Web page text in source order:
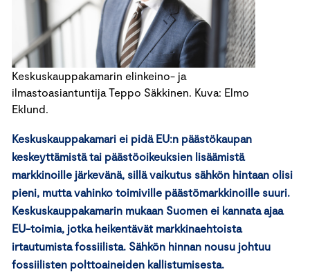
Keskuskauppakamarin elinkeino- ja
ilmastoasiantuntija Teppo Säkkinen. Kuva: Elmo
Eklund.
Keskuskauppakamari ei pidä EU:n päästökaupan
keskeyttämistä tai päästöoikeuksien lisäämistä
markkinoille järkevänä, sillä vaikutus sähkön hintaan olisi
pieni, mutta vahinko toimiville päästömarkkinoille suuri.
Keskuskauppakamarin mukaan Suomen ei kannata ajaa
EU-toimia, jotka heikentävät markkinaehtoista
irtautumista fossiilista. Sähkön hinnan nousu johtuu
fossiilisten polttoaineiden kallistumisesta.